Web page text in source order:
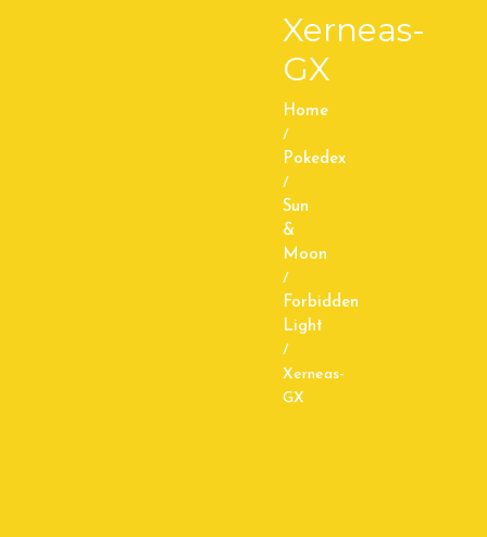
Xerneas-
GX
Home
/
Pokedex
/
Sun
&
Moon
/
Forbidden
Light
/
Xerneas-
GX